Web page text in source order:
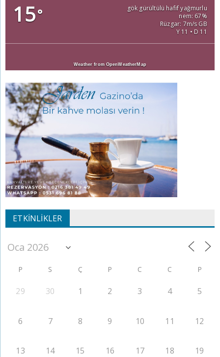
15°
gök gürültülü hafif yağmurlu
nem: 67%
Rüzgar: 7m/s GB
Y 11 • D 11
Weather from OpenWeatherMap
ETKINLIKLER
P S Ç P C C P
29 30 1 2 3 4 5
6 7 8 9 10 11 12
13 14 15 16 17 18 19